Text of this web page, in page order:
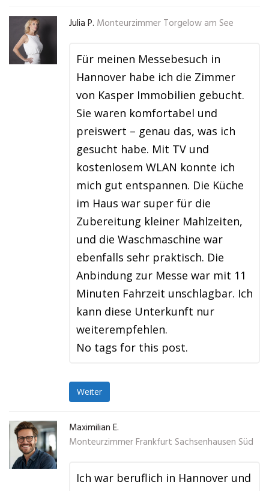
Julia P. Monteurzimmer Torgelow am See
Für meinen Messebesuch in
Hannover habe ich die Zimmer
von Kasper Immobilien gebucht.
Sie waren komfortabel und
preiswert – genau das, was ich
gesucht habe. Mit TV und
kostenlosem WLAN konnte ich
mich gut entspannen. Die Küche
im Haus war super für die
Zubereitung kleiner Mahlzeiten,
und die Waschmaschine war
ebenfalls sehr praktisch. Die
Anbindung zur Messe war mit 11
Minuten Fahrzeit unschlagbar. Ich
kann diese Unterkunft nur
weiterempfehlen.
No tags for this post.
Weiter
Maximilian E.
Monteurzimmer Frankfurt Sachsenhausen Süd
Ich war beruflich in Hannover und